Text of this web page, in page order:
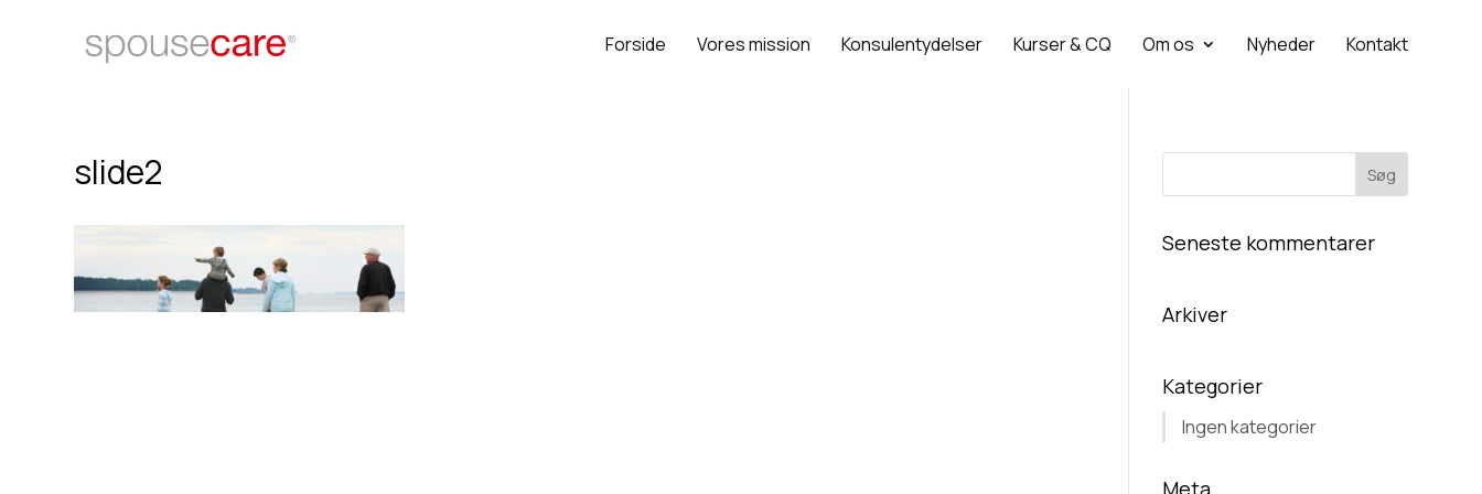
Forside Vores mission Konsulentydelser Kurser & CQ Om os Nyheder Kontakt
slide2
Seneste kommentarer
Arkiver
Kategorier
Ingen kategorier
Meta